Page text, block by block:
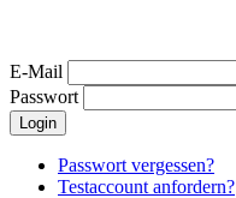
E-Mail
Passwort
Passwort vergessen?
Testaccount anfordern?